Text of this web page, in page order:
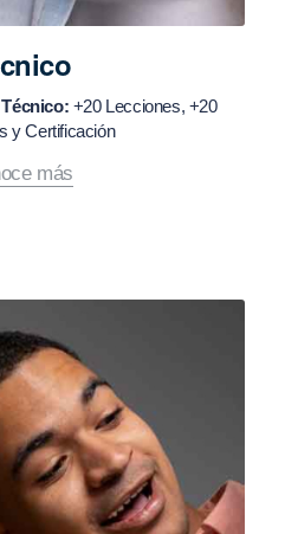
+20 Lecciones, +20
y Certificación
más